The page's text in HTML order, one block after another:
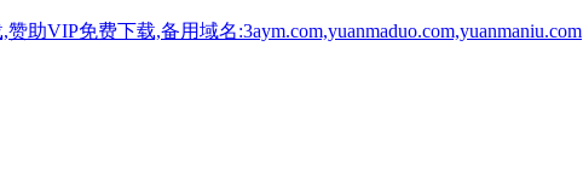
VIP免费下载,备用域名:3aym.com,yuanmaduo.com,yuanmaniu.com